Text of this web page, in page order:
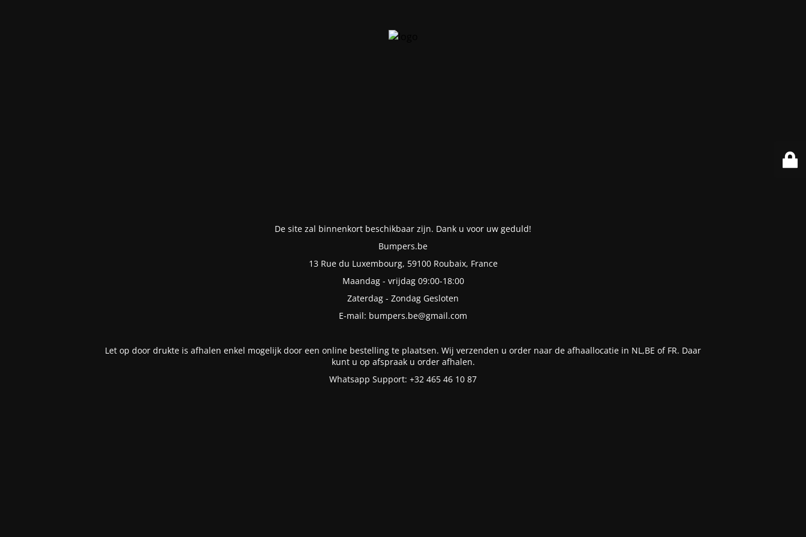
De site zal binnenkort beschikbaar zijn. Dank u voor uw geduld!
Bumpers.be
13 Rue du Luxembourg, 59100 Roubaix, France
Maandag - vrijdag 09:00-18:00
Zaterdag - Zondag Gesloten
E-mail: bumpers.be@gmail.com
Let op door drukte is afhalen enkel mogelijk door een online bestelling te plaatsen. Wij verzenden u order naar de afhaallocatie in NL,BE of FR. Daar
kunt u op afspraak u order afhalen.
Whatsapp Support: +32 465 46 10 87